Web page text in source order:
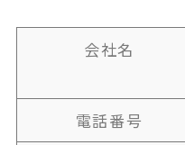
会社名
電話番号